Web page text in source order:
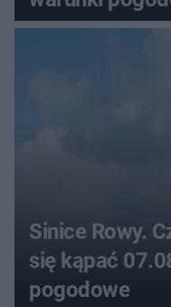
Sinice Rowy.
się kąpać
pogodowe